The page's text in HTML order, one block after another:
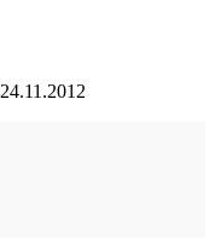
24.11.2012